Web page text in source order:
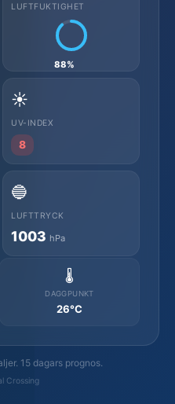
LUFTFUKTIGHET
88%
☀️
UV-INDEX
8
🔵
LUFTTRYCK
1003 hPa
🌡️
DAGGPUNKT
26°C
15 dagars prognos.
Crossing